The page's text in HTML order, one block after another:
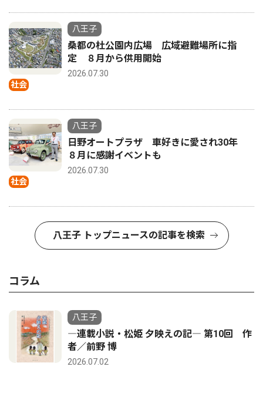
社会
八王子
桑都の杜公園内広場 広域避難場所に指
定 ８月から供用開始
2026.07.30
社会
八王子
日野オートプラザ 車好きに愛され30年
８月に感謝イベントも
2026.07.30
八王子 トップニュースの記事を検索
コラム
八王子
―連載小説・松姫 夕映えの記― 第10回 作
者／前野 博
2026.07.02